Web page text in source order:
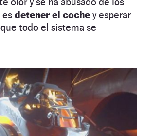
detener el coche y esperar
todo el sistema se